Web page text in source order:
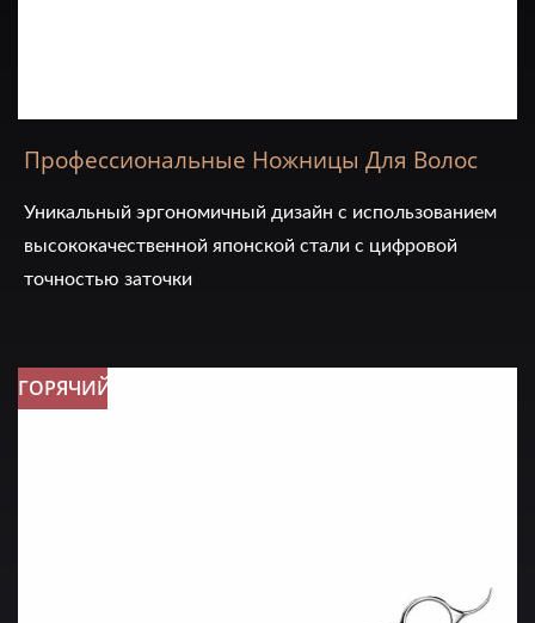
Профессиональные Ножницы Для Волос
Уникальный эргономичный дизайн с использованием
высококачественной японской стали с цифровой
точностью заточки
ГОРЯЧИЙ